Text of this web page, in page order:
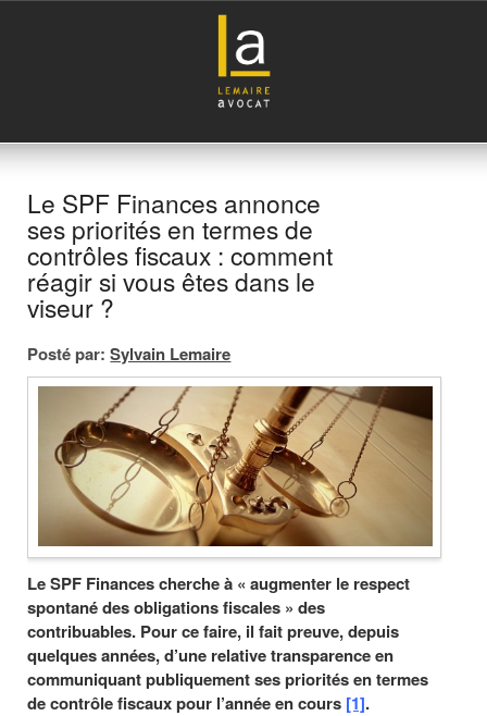
Le SPF Finances annonce
ses priorités en termes de
contrôles fiscaux : comment
réagir si vous êtes dans le
viseur ?
Posté par: Sylvain Lemaire
Le SPF Finances cherche à « augmenter le respect
spontané des obligations fiscales » des
contribuables. Pour ce faire, il fait preuve, depuis
quelques années, d’une relative transparence en
communiquant publiquement ses priorités en termes
de contrôle fiscaux pour l’année en cours [1].